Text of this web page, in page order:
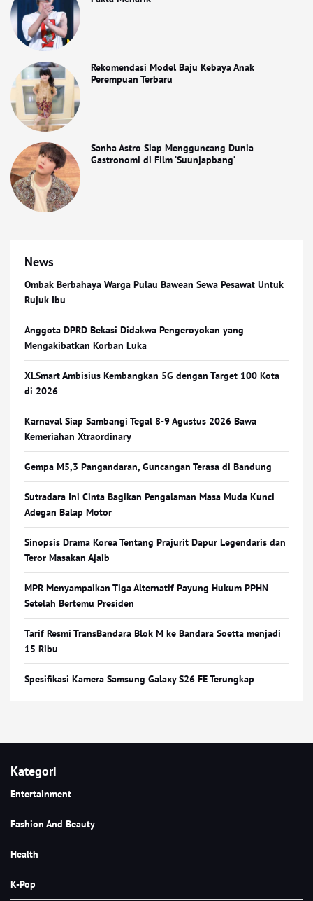
Rekomendasi Model Baju Kebaya Anak
Perempuan Terbaru
Sanha Astro Siap Mengguncang Dunia
Gastronomi di Film ‘Suunjapbang’
News
Ombak Berbahaya Warga Pulau Bawean Sewa Pesawat Untuk
Rujuk Ibu
Anggota DPRD Bekasi Didakwa Pengeroyokan yang
Mengakibatkan Korban Luka
XLSmart Ambisius Kembangkan 5G dengan Target 100 Kota
di 2026
Karnaval Siap Sambangi Tegal 8-9 Agustus 2026 Bawa
Kemeriahan Xtraordinary
Gempa M5,3 Pangandaran, Guncangan Terasa di Bandung
Sutradara Ini Cinta Bagikan Pengalaman Masa Muda Kunci
Adegan Balap Motor
Sinopsis Drama Korea Tentang Prajurit Dapur Legendaris dan
Teror Masakan Ajaib
MPR Menyampaikan Tiga Alternatif Payung Hukum PPHN
Setelah Bertemu Presiden
Tarif Resmi TransBandara Blok M ke Bandara Soetta menjadi
15 Ribu
Spesifikasi Kamera Samsung Galaxy S26 FE Terungkap
Kategori
Entertainment
Fashion And Beauty
Health
K-Pop